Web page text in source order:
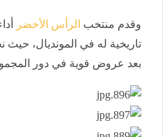
وقدم منتخب الرأس الأخضر
بعد عروض قوية في دور